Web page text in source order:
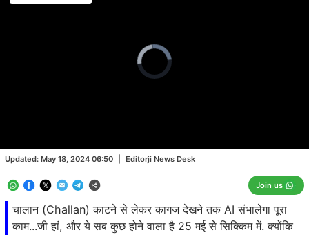
चालान (Challan) काटने से लेकर कागज देखने तक AI संभालेगा पूरा
काम...जी हां, और ये सब कुछ होने वाला है 25 मई से सिक्किम में. क्योंकि
Updated: May 18, 2024 06:50 Editorji News Desk
Join us
Video
Player
is
loading.